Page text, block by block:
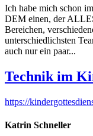
Ich habe mich schon
DEM einen, der
Bereichen,
unterschiedlichsten
auch nur ein paar...
Technik im
https://
Katrin Schneller